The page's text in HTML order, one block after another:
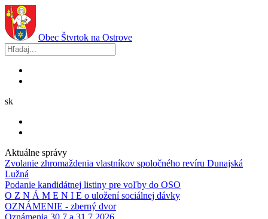
Obec Štvrtok na Ostrove
sk
Aktuálne správy
Zvolanie zhromaždenia vlastníkov spoločného revíru Dunajská
Lužná
Podanie kandidátnej listiny pre voľby do OSO
O Z N Á M E N I E o uložení sociálnej dávky
OZNÁMENIE - zberný dvor
Oznámenia 30.7 a 31.7.2026